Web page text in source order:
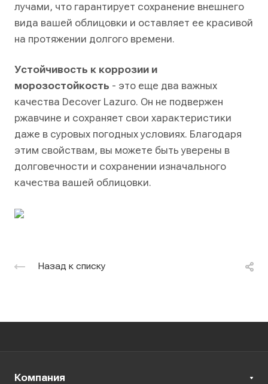
лучами, что гарантирует сохранение внешнего
вида вашей облицовки и оставляет ее красивой
на протяжении долгого времени.
Устойчивость к коррозии и
морозостойкость - это еще два важных
качества Decover Lazuro. Он не подвержен
ржавчине и сохраняет свои характеристики
даже в суровых погодных условиях. Благодаря
этим свойствам, вы можете быть уверены в
долговечности и сохранении изначального
качества вашей облицовки.
Назад к списку
Компания